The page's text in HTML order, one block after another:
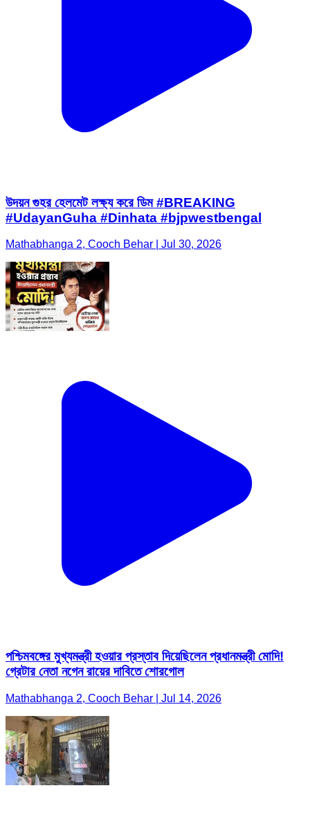
উদয়ন গুহর হেলমেট লক্ষ্য করে ডিম #BREAKING
#UdayanGuha #Dinhata #bjpwestbengal
Mathabhanga 2, Cooch Behar | Jul 30, 2026
পশ্চিমবঙ্গের মুখ্যমন্ত্রী হওয়ার প্রস্তাব দিয়েছিলেন প্রধানমন্ত্রী মোদি!
গ্রেটার নেতা নগেন রায়ের দাবিতে শোরগোল
Mathabhanga 2, Cooch Behar | Jul 14, 2026